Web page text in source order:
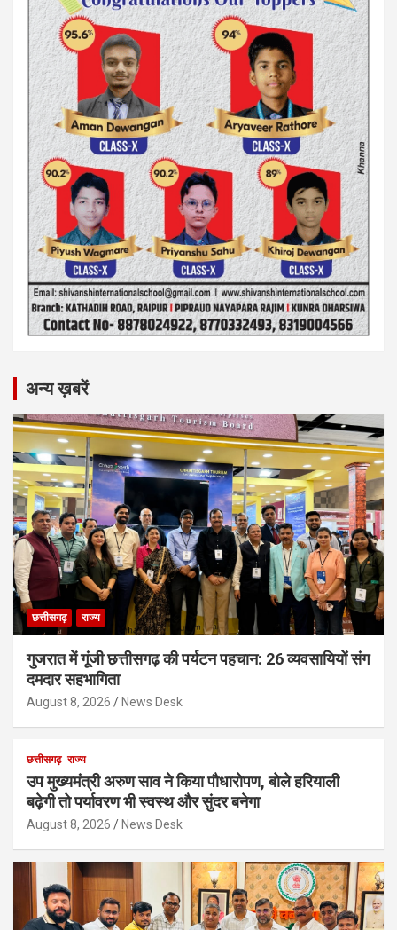
अन्य ख़बरें
छत्तीसगढ़ राज्य
गुजरात में गूंजी छत्तीसगढ़ की पर्यटन पहचान: 26 व्यवसायियों संग
दमदार सहभागिता
August 8, 2026 News Desk
छत्तीसगढ़ राज्य
उप मुख्यमंत्री अरुण साव ने किया पौधारोपण, बोले हरियाली
बढ़ेगी तो पर्यावरण भी स्वस्थ और सुंदर बनेगा
August 8, 2026 News Desk